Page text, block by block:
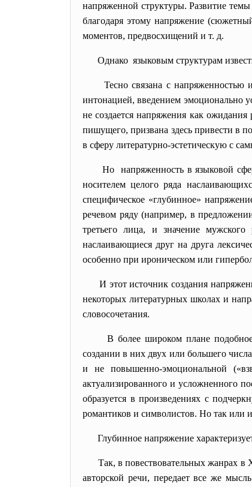
напряженной структуры. Развитие
благодаря этому напряжение
моментов, предвосхищений и т. д.
Однако языковым структурам
Тесно связана с
интонацией, введением эмоционально
не создается напряжения как
пишущего, призвана здесь привести в
в сферу литературно-эстетическую с
Но напряженность в языковой
носителем целого ряда
специфическое «глубинное»
речевом ряду (например, в
третьего лица, и значение
наслаивающиеся друг на друга
особенно при ироническом или
И этот источник создания
некоторых литературных школах и
словосочетания.
В более широком плане
создании в них двух или большего
и не повышенно-эмоциональной
актуализированного и усложненного
образуется в произведениях с
романтиков и символистов. Но так или
Глубинное напряжение
Так, в повествовательных жанрах в
авторской речи, передает все же